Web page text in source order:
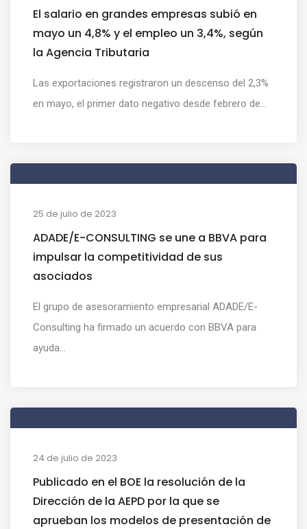
El salario en grandes empresas subió en
mayo un 4,8% y el empleo un 3,4%, según
la Agencia Tributaria
Las exportaciones registraron un descenso del 2,3%
en mayo, el primer dato negativo desde febrero de...
25 de julio de 2023
ADADE/E-CONSULTING se une a BBVA para
impulsar la competitividad de sus
asociados
El grupo de asesoramiento empresarial ADADE/E-
Consulting ha firmado un acuerdo con BBVA para
ayuda...
24 de julio de 2023
Publicado en el BOE la resolución de la
Dirección de la AEPD por la que se
aprueban los modelos de presentación de